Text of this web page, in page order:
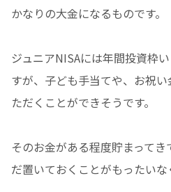
かなりの大金になるものです。
ジュニアNISAには年間投資枠
すが、子ども手当てや、お祝
ただくことができそうです。
そのお金がある程度貯まって
だ置いておくことがもったいな